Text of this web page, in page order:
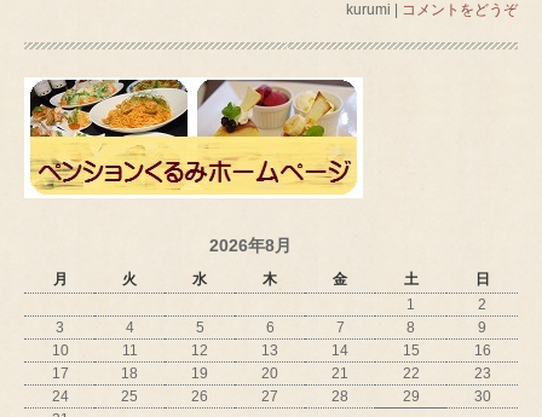
kurumi
コメントをどうぞ
2026年8月
月 火 水 木 金 土 日
1
2
3
4 5 6 7 8
9
10
11 12 13 14 15
16
17
18 19 20 21 22
23
24
25 26 27 28 29
30